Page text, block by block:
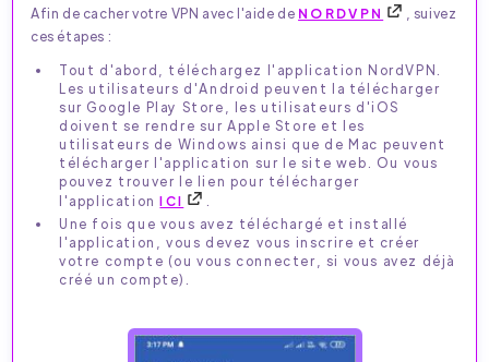
Afin de cacher votre VPN avec l'aide de NORDVPN
, suivez
ces étapes :
Tout d'abord, téléchargez l'application NordVPN.
Les utilisateurs d'Android peuvent la télécharger
sur Google Play Store, les utilisateurs d'iOS
doivent se rendre sur Apple Store et les
utilisateurs de Windows ainsi que de Mac peuvent
télécharger l'application sur le site web. Ou vous
pouvez trouver le lien pour télécharger
l'applicationICI
.
Une fois que vous avez téléchargé et installé
l'application, vous devez vous inscrire et créer
votre compte (ou vous connecter, si vous avez déjà
créé un compte).